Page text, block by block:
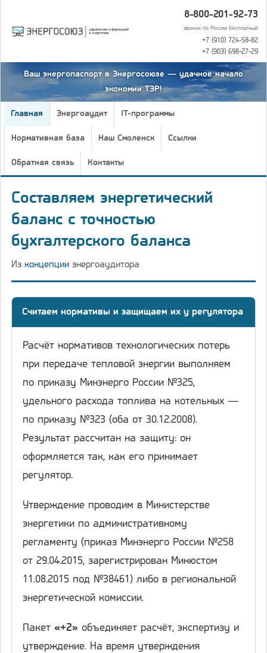
8-800-201-92-73
звонок по России бесплатный
+7 (910) 724-58-82
+7 (903) 698-27-29
Ваш энергопаспорт в Энергосоюзе — удачное начало
экономии ТЭР!
Главная Энергоаудит IT-программы
Нормативная база Наш Смоленск Ссылки
Обратная связь Контакты
Составляем энергетический
баланс с точностью
бухгалтерского баланса
Из концепции энергоаудитора
Считаем нормативы и защищаем их у регулятора
Расчёт нормативов технологических потерь
при передаче тепловой энергии выполняем
по приказу Минэнерго России №325,
удельного расхода топлива на котельных —
по приказу №323 (оба от 30.12.2008).
Результат рассчитан на защиту: он
оформляется так, как его принимает
регулятор.
Утверждение проводим в Министерстве
энергетики по административному
регламенту (приказ Минэнерго России №258
от 29.04.2015, зарегистрирован Минюстом
11.08.2015 под №38461) либо в региональной
энергетической комиссии.
Пакет «+2» объединяет расчёт, экспертизу и
утверждение. На время утверждения